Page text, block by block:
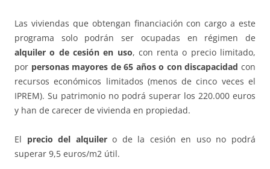
Las viviendas que obtengan financiación con cargo a este
programa solo podrán ser ocupadas en régimen de
alquiler o de cesión en uso, con renta o precio limitado,
por personas mayores de 65 años o con discapacidad con
recursos económicos limitados (menos de cinco veces el
IPREM). Su patrimonio no podrá superar los 220.000 euros
y han de carecer de vivienda en propiedad.
El precio del alquilero de la cesión en uso no podrá
superar 9,5 euros/m2 útil.